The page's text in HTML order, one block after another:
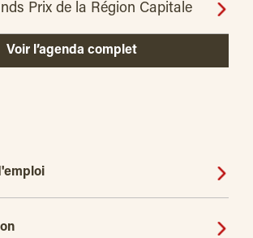
Prix de la Région Capitale
Voir l’agenda complet